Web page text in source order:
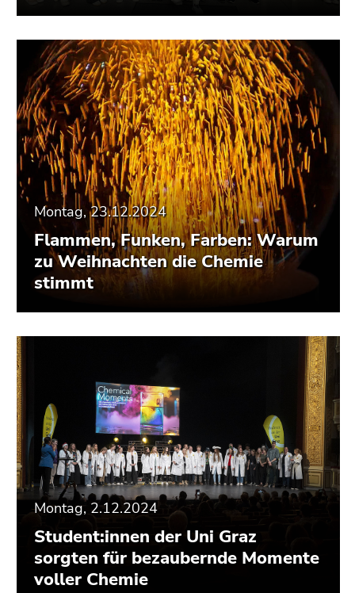
Montag, 23.12.2024
Flammen, Funken, Farben: Warum
zu Weihnachten die Chemie
stimmt
Montag, 2.12.2024
Student:innen der Uni Graz
sorgten für bezaubernde Momente
voller Chemie